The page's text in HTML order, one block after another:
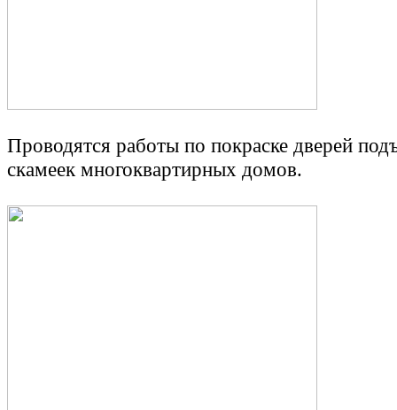
Проводятся работы по покраске дверей
скамеек многоквартирных домов.